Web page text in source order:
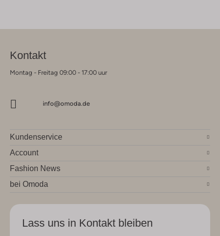
Kontakt
Montag - Freitag 09:00 - 17:00 uur
info@omoda.de
Kundenservice
Account
Fashion News
bei Omoda
Lass uns in Kontakt bleiben